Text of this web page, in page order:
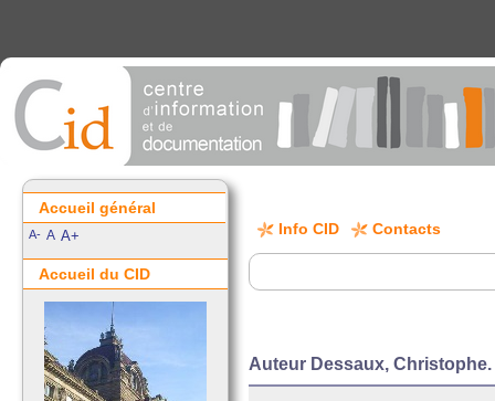
Info CID Contacts
Auteur Dessaux, Christophe.
Accueil général
A- A A+
Accueil du CID